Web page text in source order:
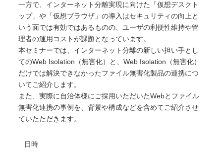
一方で、インターネット分離実現に向けた「仮想デスクト
ップ」や「仮想ブラウザ」の導入はセキュリティの向上と
いう面では有効ではあるものの、ユーザの利便性維持や管
理者の運用コストが課題となっています。
本セミナーでは、インターネット分離の新しい担い手とし
てのWeb Isolation（無害化）と、Web Isolation（無害化）
だけでは解決できなかったファイル無害化製品の連携につ
いてご紹介します。
また、実際に自治体様にご採用いただいたWebとファイル
無害化連携の事例を、背景や構成などを含めてご紹介させ
ていたただきます。
日時